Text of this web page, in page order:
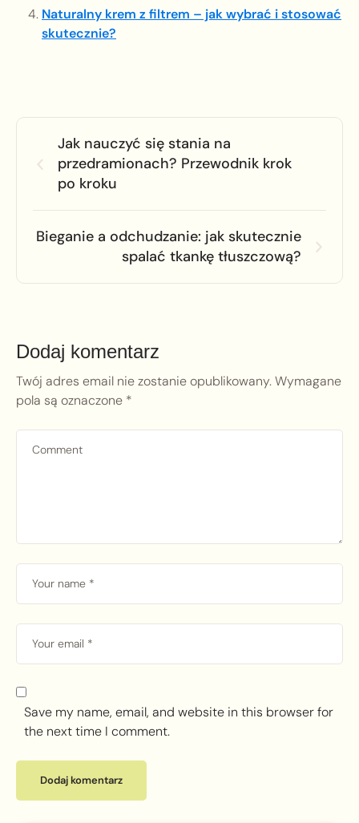
Naturalny krem z filtrem – jak wybrać i stosować
skutecznie?
Jak nauczyć się stania na
przedramionach? Przewodnik krok
po kroku
Bieganie a odchudzanie: jak skutecznie
spalać tkankę tłuszczową?
Dodaj komentarz
Twój adres email nie zostanie opublikowany.Wymagane
pola są oznaczone *
Save my name, email, and website in this browser for
the next time I comment.